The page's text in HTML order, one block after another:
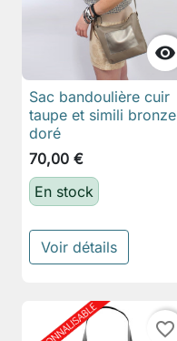

Sac bandoulière cuir
taupe et simili bronze
doré
70,00 €
En stock
Voir détails
favorite_border